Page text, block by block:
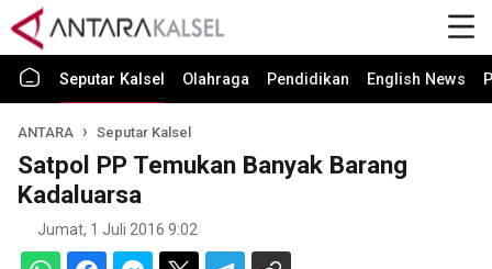
Seputar Kalsel Olahraga Pendidikan English News
ANTARA Seputar Kalsel
Satpol PP Temukan Banyak Barang
Kadaluarsa
Jumat, 1 Juli 2016 9:02